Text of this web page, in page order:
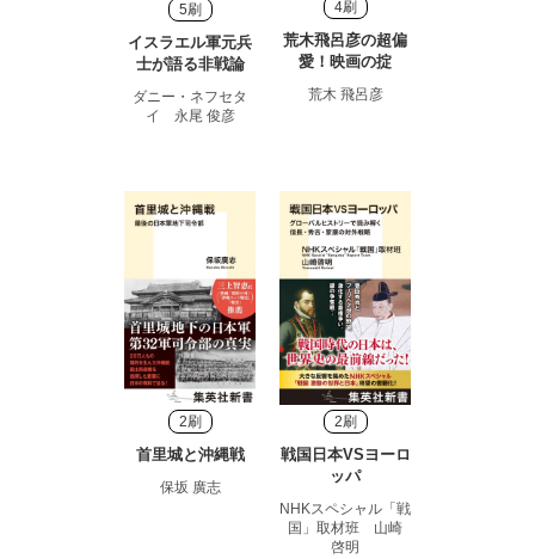
5刷
イスラエル軍元兵
士が語る非戦論
ダニー・ネフセタ
イ 永尾 俊彦
4刷
荒木飛呂彦の超偏
愛！映画の掟
荒木 飛呂彦
2刷
首里城と沖縄戦
保坂 廣志
2刷
戦国日本VSヨーロ
ッパ
NHKスペシャル「戦
国」取材班 山崎
啓明